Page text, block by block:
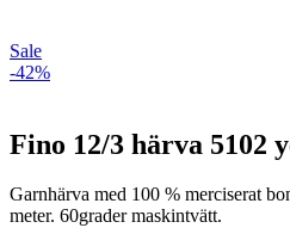
Sale
-42%
Fino 12/3 härva 5102
Garnhärva med 100 % merciserat
meter. 60grader maskintvätt.